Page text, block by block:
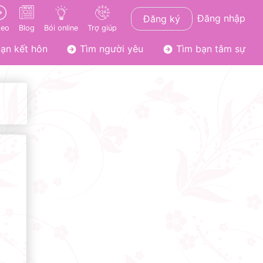
Blog Bói online Trợ giúp
Đăng ký Đăng nhập
kết hôn Tìm người yêu Tìm bạn tâm sự